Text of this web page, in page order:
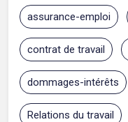
assurance-emploi
contrat de travail
dommages-intérêts
Relations du travail